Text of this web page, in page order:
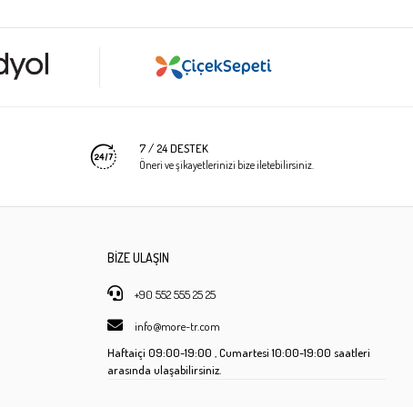
7 / 24 DESTEK
Öneri ve şikayetlerinizi bize iletebilirsiniz.
BİZE ULAŞIN
+90 552 555 25 25
info@more-tr.com
Haftaiçi 09:00-19:00 , Cumartesi10:00-19:00 saatleri
arasında ulaşabilirsiniz.